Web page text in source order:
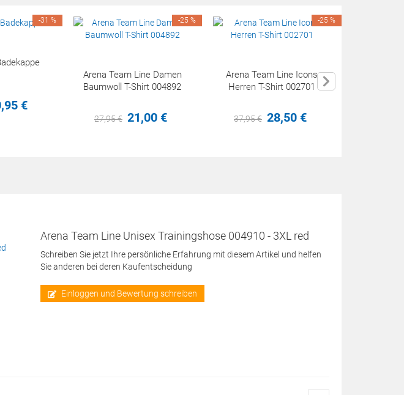
95 €
-31 %
Arena Team Line Damen
Baumwoll T-Shirt 004892
27,95€ 21,00 €
-25 %
Arena Team Line Icons
Herren T-Shirt 002701
37,95€ 28,50 €
-25 %
Arena Team Line Unisex Trainingshose 004910 - 3XL red
Schreiben Sie jetzt Ihre persönliche Erfahrung mit diesem Artikel und helfen
Sie anderen bei deren Kaufentscheidung
Einloggen und Bewertung schreiben